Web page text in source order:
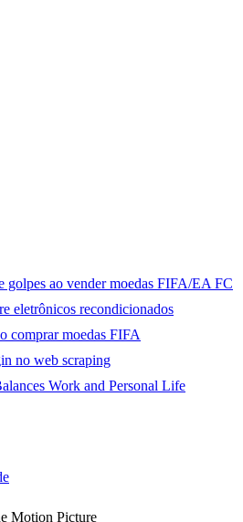
golpes ao vender moedas FIFA/EA FC
eletrônicos recondicionados
comprar moedas FIFA
no web scraping
Work and Personal Life
Motion Picture